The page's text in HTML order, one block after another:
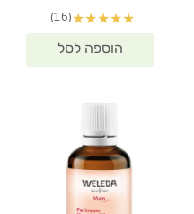
₪136.10.
★
★
★
★
★
(16)